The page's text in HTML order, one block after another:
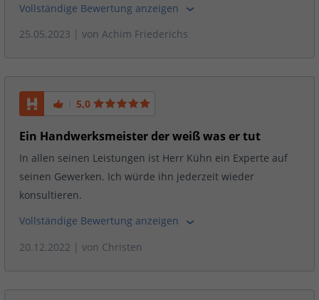
Vollständige Bewertung anzeigen
25.05.2023 | von Achim Friederichs
5,0
Ein Handwerksmeister der weiß was er tut
In allen seinen Leistungen ist Herr Kühn ein Experte auf
seinen Gewerken. Ich würde ihn jederzeit wieder
konsultieren.
Vollständige Bewertung anzeigen
20.12.2022 | von Christen